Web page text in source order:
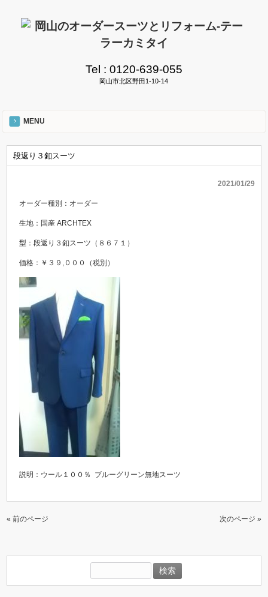
Tel : 0120-639-055
岡山市北区野田1-10-14
MENU
段返り３釦スーツ
2021/01/29
オーダー種別：オーダー
生地：国産 ARCHTEX
型：段返り３釦スーツ（８６７１）
価格：￥３９,０００（税別）
説明：ウール１００％ ブルーグリーン無地スーツ
« 前のページ 次のページ »
索: